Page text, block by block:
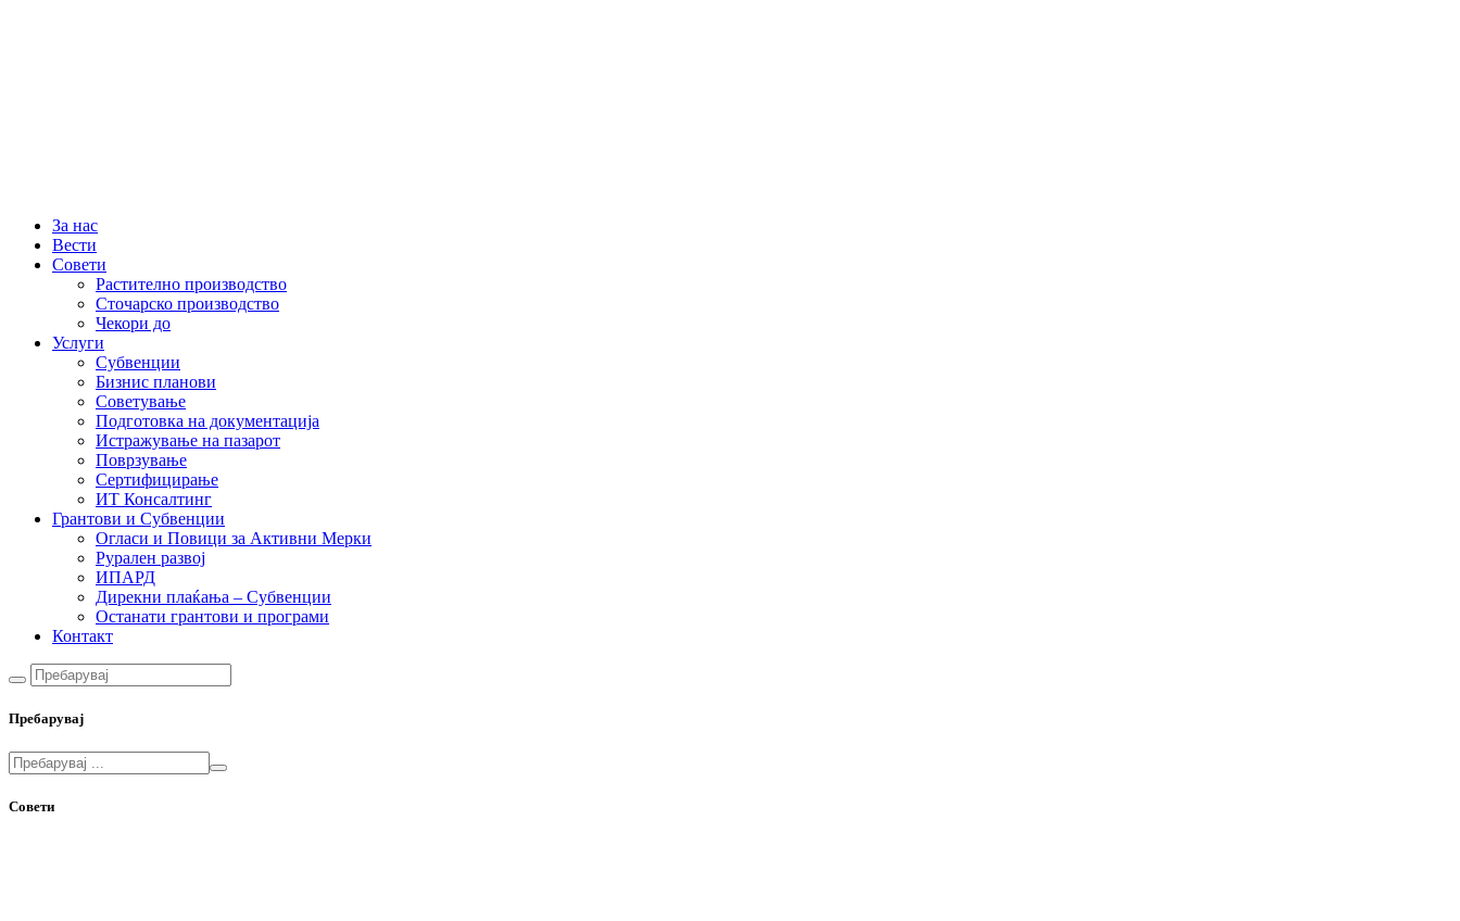
За нас
Вести
Совети
Растително производство
Сточарско производство
Чекори до
Услуги
Субвенции
Бизнис планови
Советување
Подготовка на документација
Истражување на пазарот
Поврзување
Сертифицирање
ИТ Консалтинг
Грантови и Субвенции
Огласи и Повици за Активни Мерки
Рурален развој
ИПАРД
Дирекни плаќања – Субвенции
Останати грантови и програми
Контакт
Пребарувај
Совети